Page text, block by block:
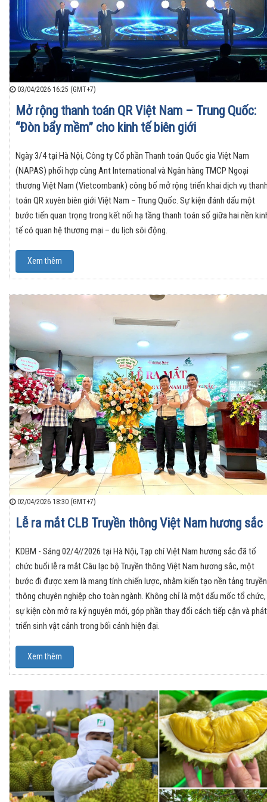
03/04/2026 16:25 (GMT+7)
Mở rộng thanh toán QR Việt Nam – Trung Quốc:
“Đòn bẩy mềm” cho kinh tế biên giới
Ngày 3/4 tại Hà Nội, Công ty Cổ phần Thanh toán Quốc gia Việt Nam
(NAPAS) phối hợp cùng Ant International và Ngân hàng TMCP Ngoại
thương Việt Nam (Vietcombank) công bố mở rộng triển khai dịch vụ
toán QR xuyên biên giới Việt Nam – Trung Quốc. Sự kiện đánh dấu một
bước tiến quan trọng trong kết nối hạ tầng thanh toán số giữa hai nền
tế có quan hệ thương mại – du lịch sôi động.
Xem thêm
02/04/2026 18:30 (GMT+7)
Lễ ra mắt CLB Truyền thông Việt Nam hương sắc
KDBM - Sáng 02/4//2026 tại Hà Nội, Tạp chí Việt Nam hương sắc đã tổ
chức buổi lễ ra mắt Câu lạc bộ Truyền thông Việt Nam hương sắc, một
bước đi được xem là mang tính chiến lược, nhằm kiến tạo nền tảng truyền
thông chuyên nghiệp cho toàn ngành. Không chỉ là một dấu mốc tổ chức,
sự kiện còn mở ra kỷ nguyên mới, góp phần thay đổi cách tiếp cận và phát
triển sinh vật cảnh trong bối cảnh hiện đại.
Xem thêm